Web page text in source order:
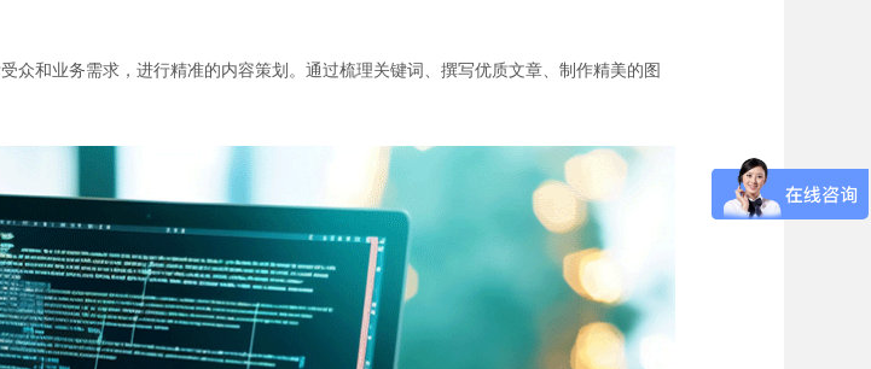
众和业务需求，进行精准的内容策划。通过梳理关键词、撰写优质文章、制作精美的图